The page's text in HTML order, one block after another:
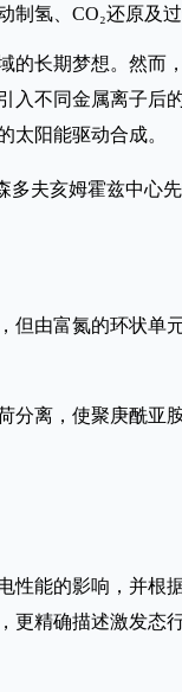
氢、CO₂还原及
长期梦想。然
入不同金属离子后
太阳能驱动合成。
多夫亥姆霍兹中心
由富氮的环状
分离，使聚庚酰
性能的影响，并
更精确描述激发态